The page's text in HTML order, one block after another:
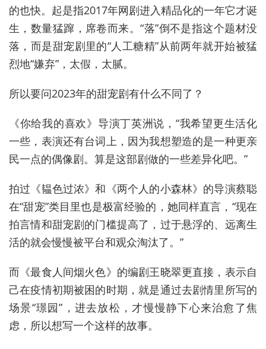
的也快。起是指2017年网剧进入精品化的一年它才诞
生，数量猛蹿，席卷而来。“落”倒不是指这个题材没
落，而是甜宠剧里的“人工糖精”从前两年就开始被猛
烈地“嫌弃”，太假，太腻。
所以要问2023年的甜宠剧有什么不同了？
《你给我的喜欢》导演丁英洲说，“我希望更生活化
一些，表演还有台词上，因为我想塑造的是一种更亲
民一点的偶像剧。算是这部剧做的一些差异化吧。”
拍过《韫色过浓》和《两个人的小森林》的导演蔡聪
在“甜宠”类目里也是极富经验的，她同样直言，“现在
拍言情和甜宠剧的门槛提高了，过于悬浮的、远离生
活的就会慢慢被平台和观众淘汰了。”
而《最食人间烟火色》的编剧王晓翠更直接，表示自
己在疫情初期被困的时期，就是通过去剧情里所写的
场景“璟园”，进去放松，才慢慢静下心来治愈了焦
虑，所以想写一个这样的故事。